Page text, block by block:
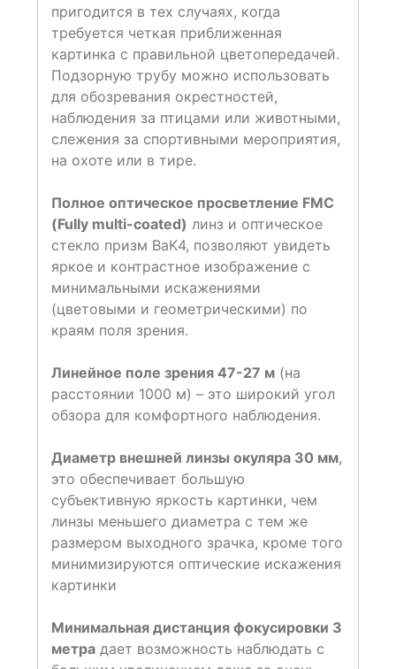
пригодится в тех случаях, когда
требуется четкая приближенная
картинка с правильной цветопередачей.
Подзорную трубу можно использовать
для обозревания окрестностей,
наблюдения за птицами или животными,
слежения за спортивными мероприятия,
на охоте или в тире.
Полное оптическое просветление FMC
(Fully multi-coated) линз и оптическое
стекло призм BaK4, позволяют увидеть
яркое и контрастное изображение с
минимальными искажениями
(цветовыми и геометрическими) по
краям поля зрения.
Линейное поле зрения 47-27 м (на
расстоянии 1000 м) – это широкий угол
обзора для комфортного наблюдения.
Диаметр внешней линзы окуляра 30 мм,
это обеспечивает большую
субъективную яркость картинки, чем
линзы меньшего диаметра с тем же
размером выходного зрачка, кроме того
минимизируются оптические искажения
картинки
Минимальная дистанция фокусировки 3
метра дает возможность наблюдать с